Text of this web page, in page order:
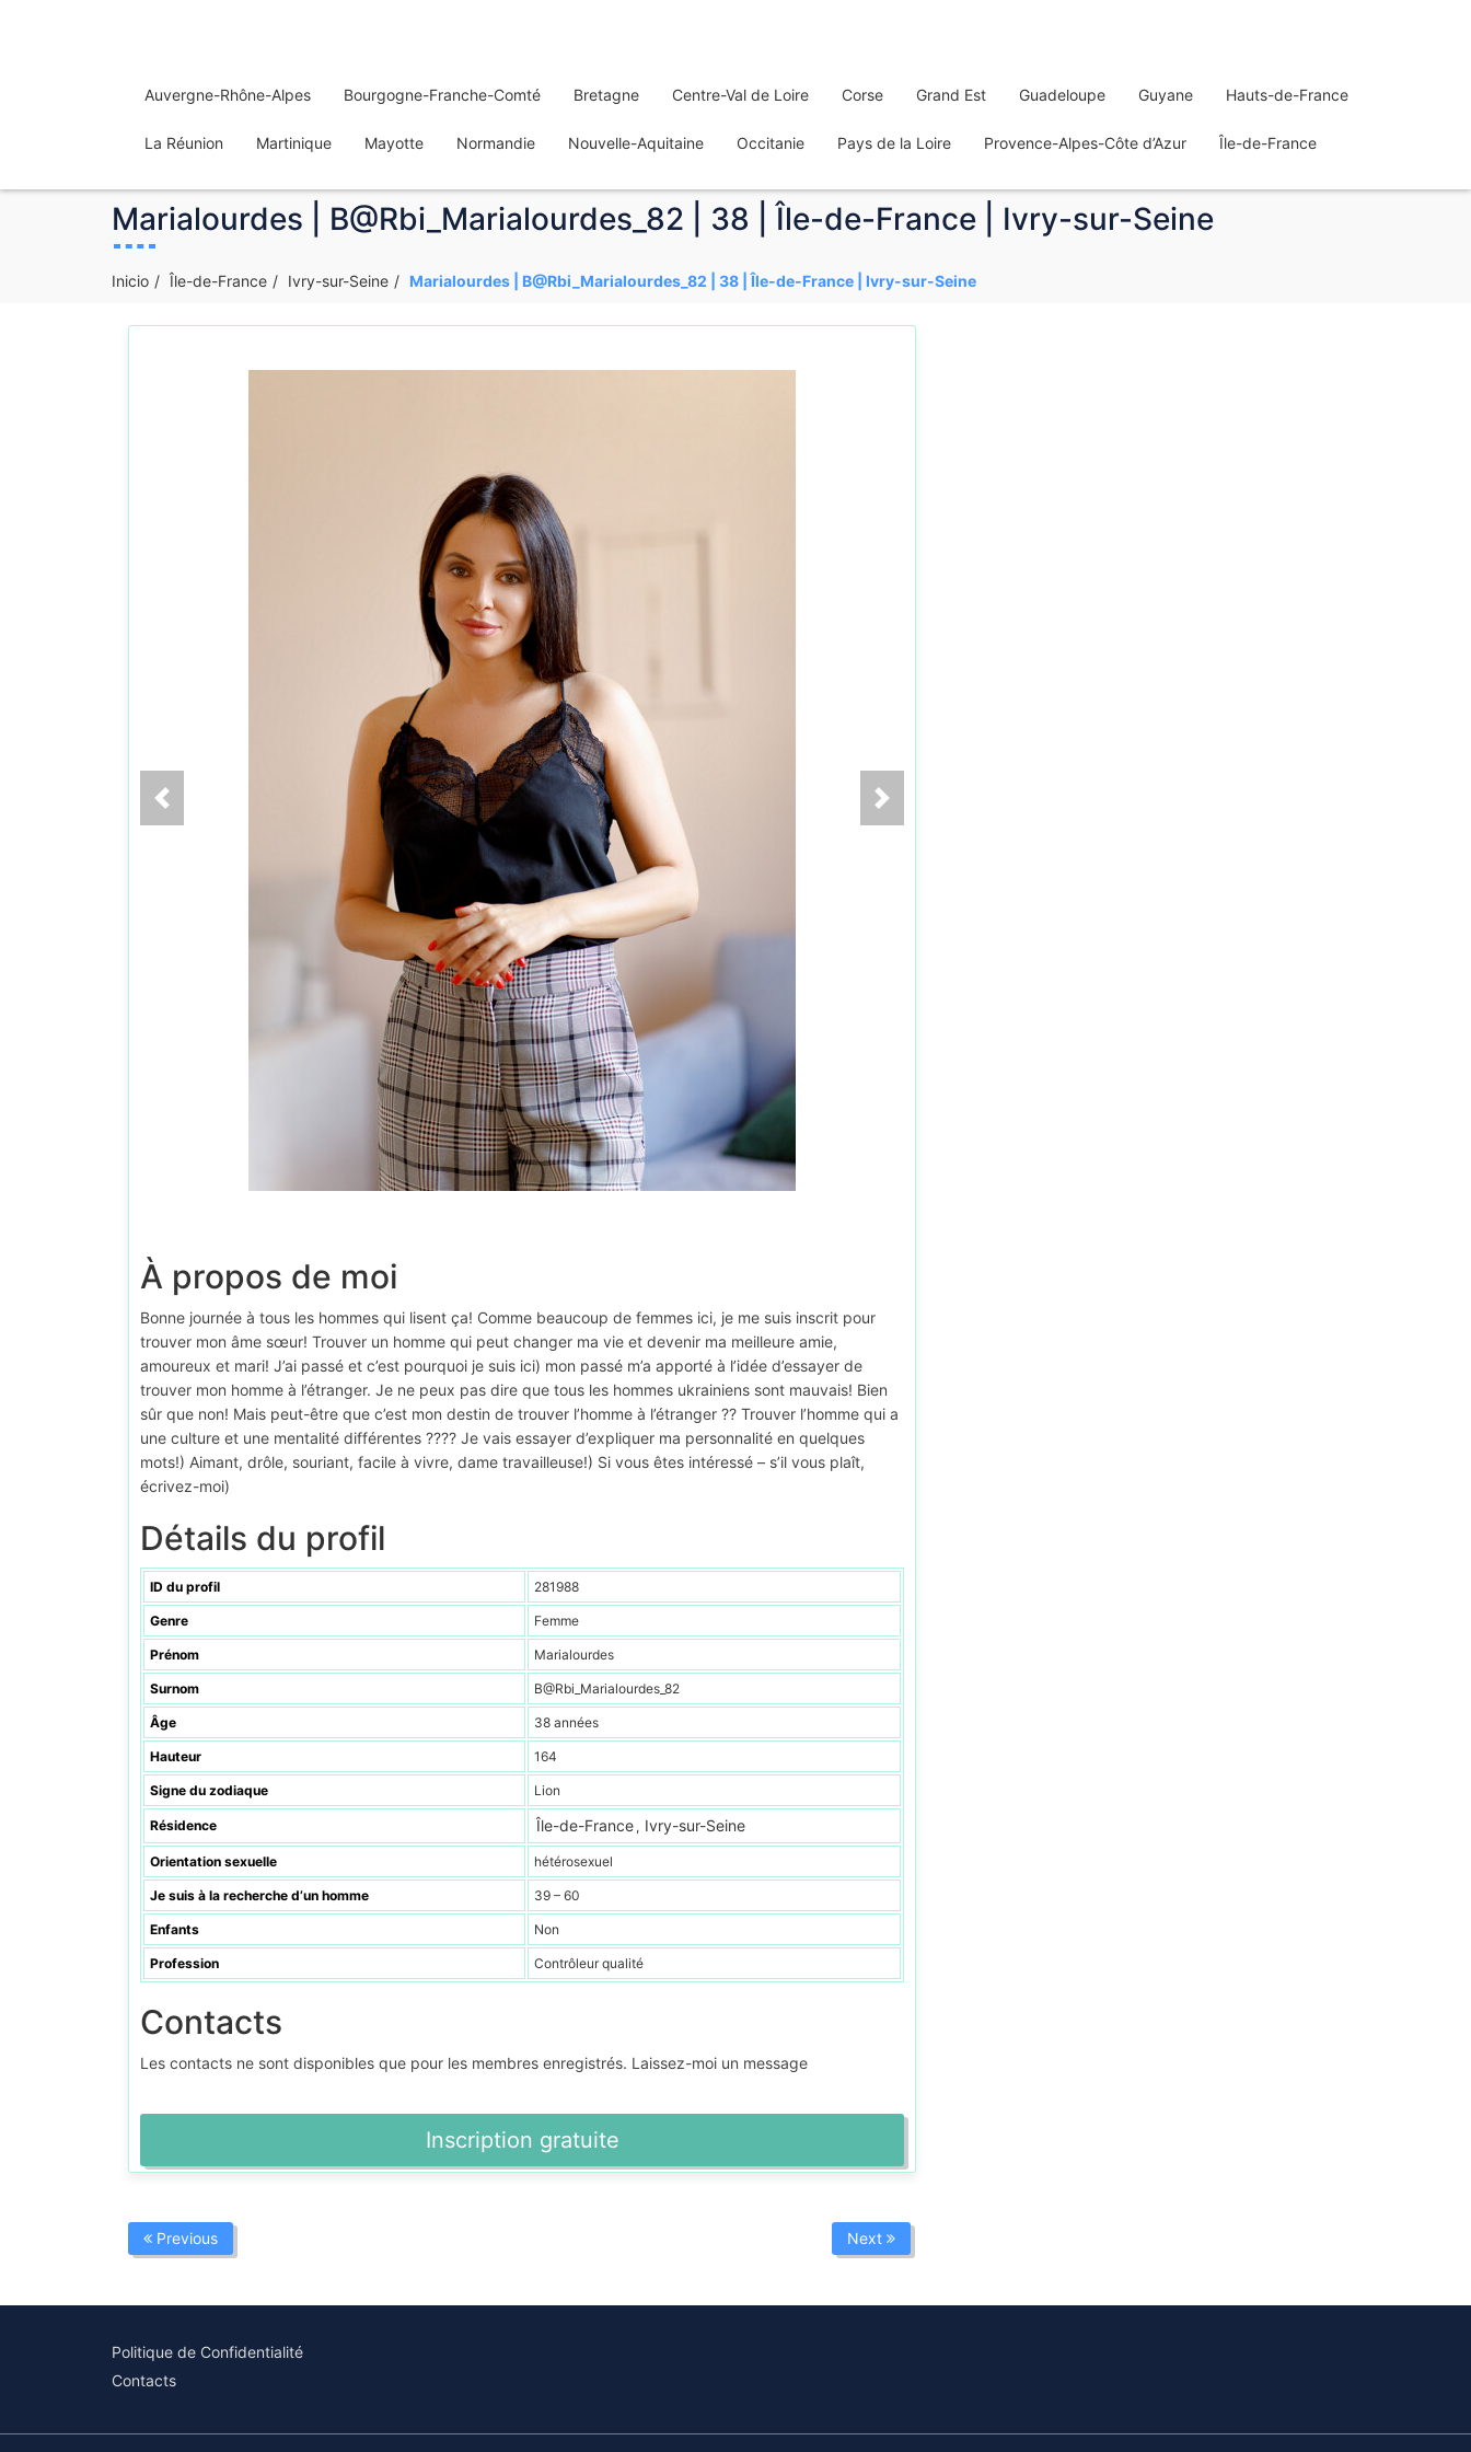
Auvergne-Rhône-Alpes Bourgogne-Franche-Comté Bretagne Centre-Val de Loire Corse Grand Est Guadeloupe Guyane Hauts-de-France
La Réunion Martinique Mayotte Normandie Nouvelle-Aquitaine Occitanie Pays de la Loire Provence-Alpes-Côte d’Azur Île-de-France
Marialourdes | B@Rbi_Marialourdes_82 | 38 | Île-de-France | Ivry-sur-Seine
Inicio Île-de-France Ivry-sur-Seine Marialourdes | B@Rbi_Marialourdes_82 | 38 | Île-de-France | Ivry-sur-Seine
À propos de moi
Bonne journée à tous les hommes qui lisent ça! Comme beaucoup de femmes ici, je me suis inscrit pour
trouver mon âme sœur! Trouver un homme qui peut changer ma vie et devenir ma meilleure amie,
amoureux et mari! J’ai passé et c’est pourquoi je suis ici) mon passé m’a apporté à l’idée d’essayer de
trouver mon homme à l’étranger. Je ne peux pas dire que tous les hommes ukrainiens sont mauvais! Bien
sûr que non! Mais peut-être que c’est mon destin de trouver l’homme à l’étranger ?? Trouver l’homme qui a
une culture et une mentalité différentes ???? Je vais essayer d’expliquer ma personnalité en quelques
mots!) Aimant, drôle, souriant, facile à vivre, dame travailleuse!) Si vous êtes intéressé – s’il vous plaît,
écrivez-moi)
Détails du profil
ID du profil 281988
Genre Femme
Prénom Marialourdes
Surnom B@Rbi_Marialourdes_82
Âge 38 années
Hauteur 164
Signe du zodiaque Lion
Résidence Île-de-France , Ivry-sur-Seine
Orientation sexuelle hétérosexuel
Je suis à la recherche d’un homme 39 – 60
Enfants Non
Profession Contrôleur qualité
Contacts
Les contacts ne sont disponibles que pour les membres enregistrés. Laissez-moi un message
Inscription gratuite
Previous Next
Politique de Confidentialité
Contacts